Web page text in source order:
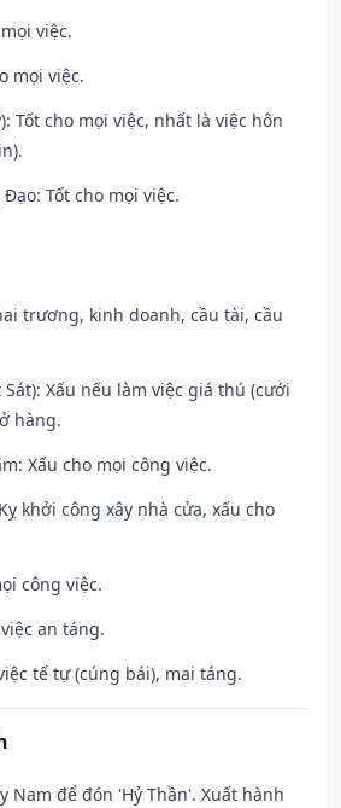
việc.
mọi việc.
Tốt cho mọi việc, nhất là việc hôn
Tốt cho mọi việc.
trương, kinh doanh, cầu tài, cầu
Xấu nếu làm việc giá thú (cưới
hàng.
Xấu cho mọi công việc.
khởi công xây nhà cửa, xấu cho
công việc.
an táng.
tế tự (cúng bái), mai táng.
Nam để đón 'Hỷ Thần'. Xuất hành